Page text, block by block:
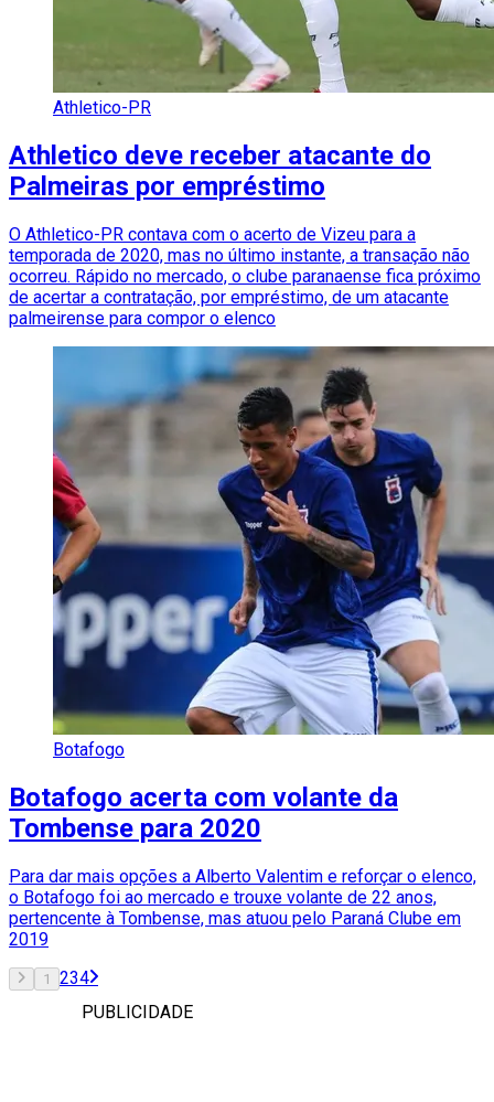
Athletico-PR
Athletico deve receber atacante do
Palmeiras por empréstimo
O Athletico-PR contava com o acerto de Vizeu para a
temporada de 2020, mas no último instante, a transação não
ocorreu. Rápido no mercado, o clube paranaense fica próximo
de acertar a contratação, por empréstimo, de um atacante
palmeirense para compor o elenco
Botafogo
Botafogo acerta com volante da
Tombense para 2020
Para dar mais opções a Alberto Valentim e reforçar o elenco,
o Botafogo foi ao mercado e trouxe volante de 22 anos,
pertencente à Tombense, mas atuou pelo Paraná Clube em
2019
1 234
PUBLICIDADE